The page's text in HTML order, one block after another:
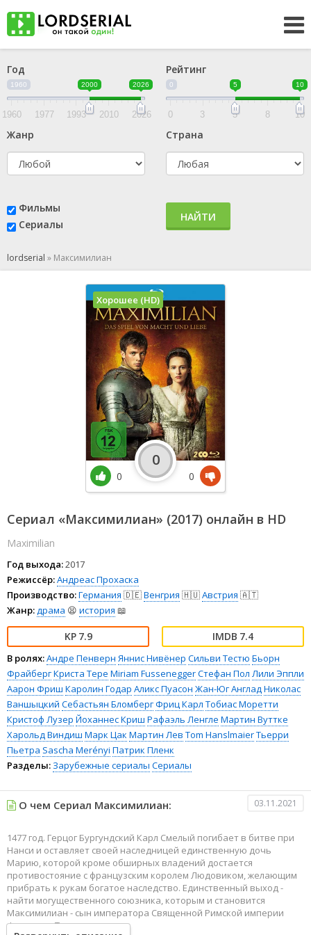
Год
1960 2000 2026
1960 1977 1993 2010 2026
Рейтинг
0 5 10
0 3 5 8 10
Жанр Страна
Фильмы
Сериалы
НАЙТИ
lordserial » Максимилиан
Сериал «Максимилиан» (2017) онлайн в HD
Maximilian
Год выхода:2017
Режиссёр:Андреас Прохаска
Производство:Германия 🇩🇪Венгрия 🇭🇺Австрия 🇦🇹
Жанр:драма 😫 история 📖
7.9 7.4
В ролях:Андре Пенверн Яннис Нивёнер Сильви Тестю Бьорн
ФрайбергКриста Тере Miriam FusseneggerСтефан Пол Лили Эппли
Аарон Фриш Каролин Годар Аликс Пуасон Жан-Юг АнгладНиколас
Ваншыцкий Себастьян БломбергФриц Карл Тобиас Моретти
Кристоф Лузер Йоханнес Криш Рафаэль Ленгле Мартин Вуттке
Харольд Виндиш Марк Цак Мартин Лев Tom HanslmaierТьерри
Пьетра Sascha Merényi Патрик Пленк
Разделы: Зарубежные сериалы Сериалы
Хорошее (HD)
0
0
0
О чем Сериал Максимилиан: 03.11.2021
1477 год. Герцог Бургундский Карл Смелый погибает в битве при
Нанси и оставляет своей наследницей единственную дочь
Марию, которой кроме обширных владений достается
противостояние с французским королем Людовиком, желающим
прибрать к рукам богатое наследство. Единственный выход -
найти могущественного союзника, которым и становится
Максимилиан - сын императора Священной Римской империи
Фридриха Третьего.